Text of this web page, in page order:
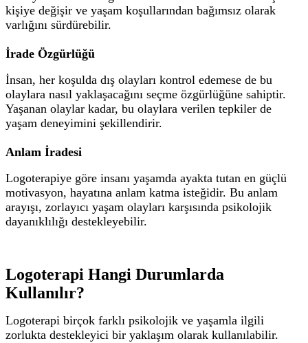
kişiye değişir ve yaşam koşullarından bağımsız olarak
varlığını sürdürebilir.
İrade Özgürlüğü
İnsan, her koşulda dış olayları kontrol edemese de bu
olaylara nasıl yaklaşacağını seçme özgürlüğüne sahiptir.
Yaşanan olaylar kadar, bu olaylara verilen tepkiler de
yaşam deneyimini şekillendirir.
Anlam İradesi
Logoterapiye göre insanı yaşamda ayakta tutan en güçlü
motivasyon, hayatına anlam katma isteğidir. Bu anlam
arayışı, zorlayıcı yaşam olayları karşısında psikolojik
dayanıklılığı destekleyebilir.
Logoterapi Hangi Durumlarda
Kullanılır?
Logoterapi birçok farklı psikolojik ve yaşamla ilgili
zorlukta destekleyici bir yaklaşım olarak kullanılabilir.